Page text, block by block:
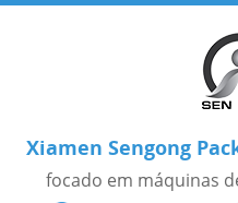
Xiamen Sengong
focado em máquinas